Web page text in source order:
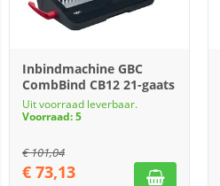
Inbindmachine GBC
CombBind CB12 21-gaats
Uit voorraad leverbaar.
Voorraad: 5
€101,04
€ 73,13